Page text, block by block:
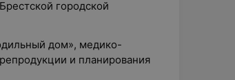
городской
дом», медико-
и планирования